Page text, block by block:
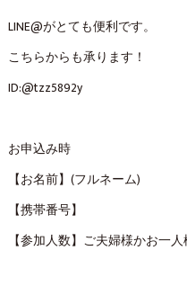
LINE@がとても便利です。
こちらからも承ります！
ID:@tzz5892y
お申込み時
【お名前】(フルネーム)
【携帯番号】
【参加人数】ご夫婦様かお一